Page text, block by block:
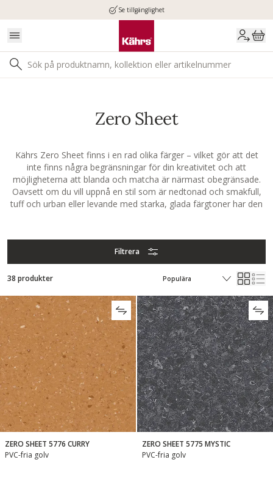
Se tillgänglighet
Zero Sheet
Kährs Zero Sheet finns i en rad olika färger – vilket gör att det
inte finns några begränsningar för din kreativitet och att
möjligheterna att blanda och matcha är närmast obegränsade.
Oavsett om du vill uppnå en stil som är nedtonad och smakfull,
tuff och urban eller levande med starka, glada färgtoner har den
Filtrera
38 produkter
ZERO SHEET 5776 CURRY
PVC-fria golv
ZERO SHEET 5775 MYSTIC
PVC-fria golv